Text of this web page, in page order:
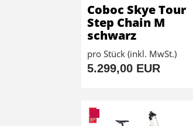
Coboc Skye Tour
Step Chain M
schwarz
pro Stück (inkl. MwSt.)
5.299,00 EUR